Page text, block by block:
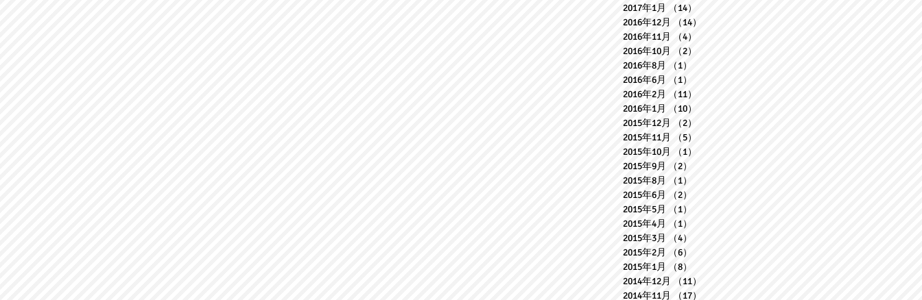
2017年1月
（14）
2016年12月
（14）
2016年11月
（4）
2016年10月
（2）
2016年8月
（1）
2016年6月
（1）
2016年2月
（11）
2016年1月
（10）
2015年12月
（2）
2015年11月
（5）
2015年10月
（1）
2015年9月
（2）
2015年8月
（1）
2015年6月
（2）
2015年5月
（1）
2015年4月
（1）
2015年3月
（4）
2015年2月
（6）
2015年1月
（8）
2014年12月
（11）
2014年11月
（17）